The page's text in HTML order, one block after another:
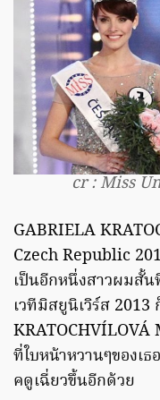
cr : Miss
GABRIELA
Czech Republic
เป็นอีกหนึ่งสาวผมสั้
เวทีมิสยูนิเวิร์ส
ที่ใบหน้าหวานๆของเ
คดูเฉี่ยวขึ้นอีกด้วย